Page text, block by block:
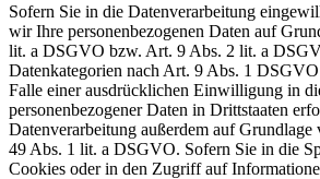
Sofern Sie in die Datenverarbeitung
wir Ihre personenbezogenen Daten auf
lit. a DSGVO bzw. Art. 9 Abs. 2 lit. a
Datenkategorien nach Art. 9 Abs. 1
Falle einer ausdrücklichen Einwilligung in
personenbezogener Daten in Drittstaaten
Datenverarbeitung außerdem auf Grundlage
49 Abs. 1 lit. a DSGVO. Sofern Sie in die
Cookies oder in den Zugriff auf